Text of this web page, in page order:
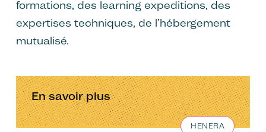
formations, des learning expeditions, des
expertises techniques, de l’hébergement
mutualisé.
En savoir plus
HENERA